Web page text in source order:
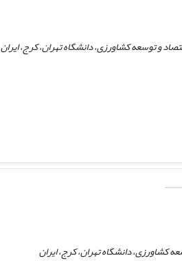
و توسعه کشاورزی، دانشگاه تهران، کرج، ایران
کشاورزی، دانشگاه تهران، کرج، ایران